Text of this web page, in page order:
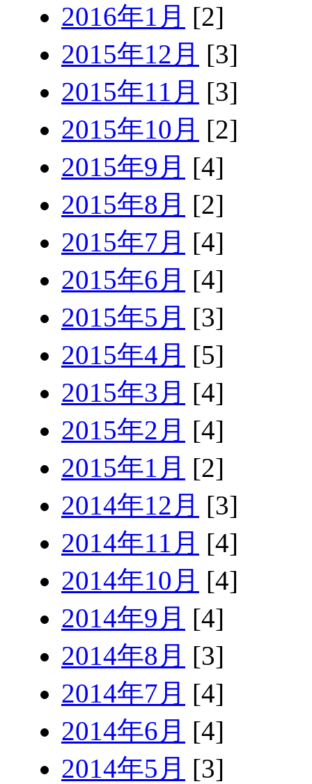
2016年1月 [2]
2015年12月 [3]
2015年11月 [3]
2015年10月 [2]
2015年9月 [4]
2015年8月 [2]
2015年7月 [4]
2015年6月 [4]
2015年5月 [3]
2015年4月 [5]
2015年3月 [4]
2015年2月 [4]
2015年1月 [2]
2014年12月 [3]
2014年11月 [4]
2014年10月 [4]
2014年9月 [4]
2014年8月 [3]
2014年7月 [4]
2014年6月 [4]
2014年5月 [3]